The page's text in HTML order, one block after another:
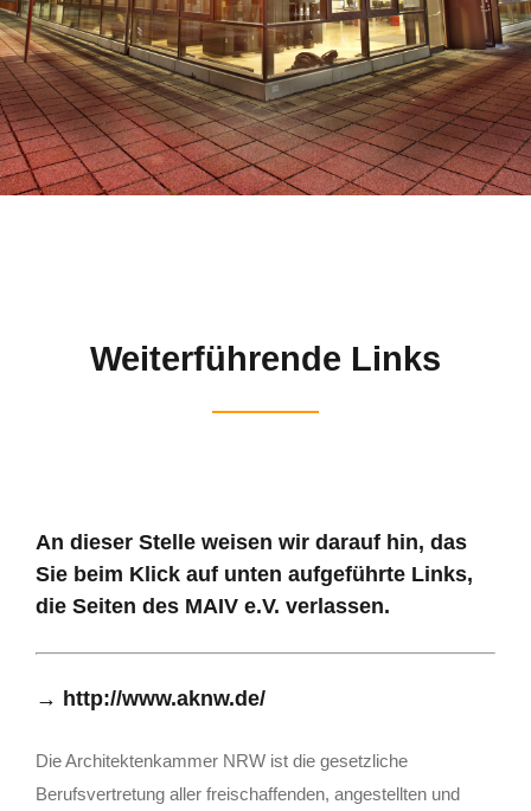
Weiterführende Links
An dieser Stelle weisen wir darauf hin, das
Sie beim Klick auf unten aufgeführte Links,
die Seiten des MAIV e.V. verlassen.
→ http://www.aknw.de/
Die Architektenkammer NRW ist die gesetzliche
Berufsvertretung aller freischaffenden, angestellten und